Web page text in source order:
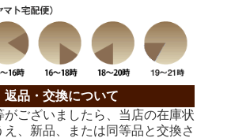
返品・交換について
がございましたら、当店の在庫状
え、新品、または同等品と交換さ